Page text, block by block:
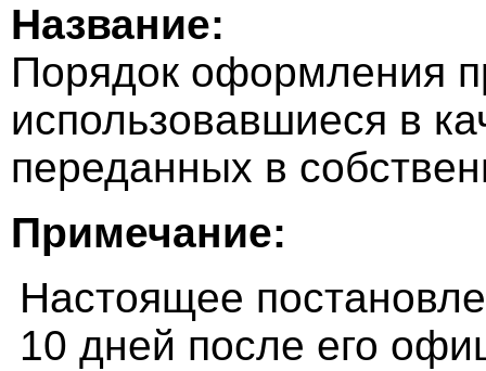
Название:
Порядок оформления
использовавшиеся в
переданных в
Примечание:
Настоящее
10 дней после его